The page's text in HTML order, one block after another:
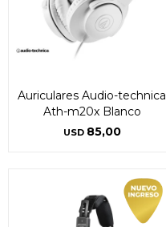
Auriculares Audio-technica
Ath-m20x Blanco
USD 85,00